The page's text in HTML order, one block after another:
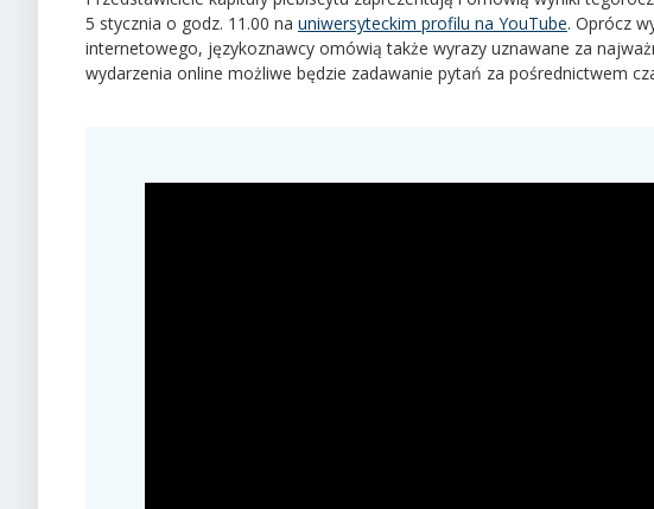
5 stycznia o godz. 11.00 na uniwersyteckim profilu na YouTube. Oprócz
internetowego, językoznawcy omówią także wyrazy uznawane za
wydarzenia online możliwe będzie zadawanie pytań za pośrednictwem